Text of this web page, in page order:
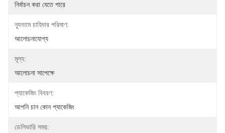
নির্বাচন করা যেতে পারে
ন্যূনতম চাহিদার পরিমাণ:
আলোচনাযোগ্য
মূল্য:
আলোচনা সাপেক্ষে
প্যাকেজিং বিবরণ:
আপনি চান কোন প্যাকেজিং
ডেলিভারি সময়: